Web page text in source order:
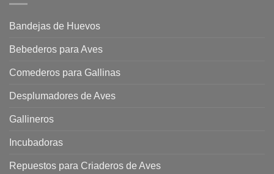
Bandejas de Huevos
Bebederos para Aves
Comederos para Gallinas
Desplumadores de Aves
Gallineros
Incubadoras
Repuestos para Criaderos de Aves